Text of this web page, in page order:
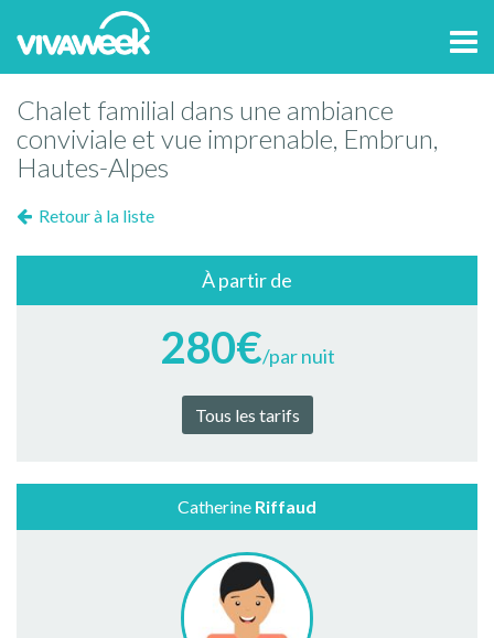
Chalet familial dans une ambiance
conviviale et vue imprenable, Embrun,
Hautes-Alpes
Retour à la liste
À partir de
280€/par nuit
Tous les tarifs
Catherine Riffaud